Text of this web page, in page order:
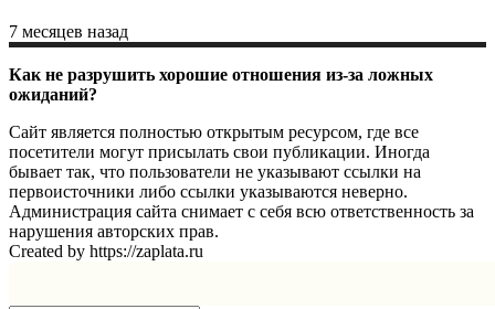
7 месяцев назад
Как не разрушить хорошие отношения из-за ложных
ожиданий?
Сайт является полностью открытым ресурсом, где все
посетители могут присылать свои публикации. Иногда
бывает так, что пользователи не указывают ссылки на
первоисточники либо ссылки указываются неверно.
Администрация сайта снимает с себя всю ответственность за
нарушения авторских прав.
Created by https://zaplata.ru